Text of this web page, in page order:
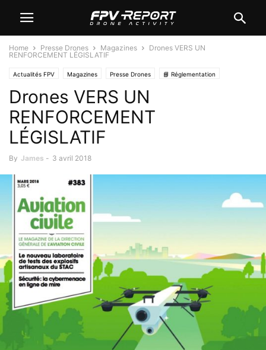
Home Presse Drones Magazines
Drones VERS UN
RENFORCEMENT LÉGISLATIF
Actualités FPV Magazines Presse Drones 📘 Réglementation
Drones VERS UN
RENFORCEMENT
LÉGISLATIF
By James - 3 avril 2018